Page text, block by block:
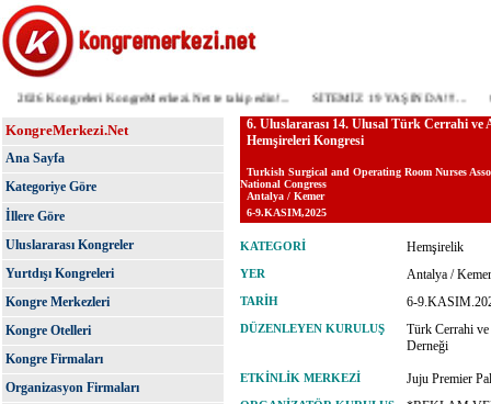
2026 Kongreleri KongreMerkezi.Net te takip edin!... SİTEMİZ 19 YAŞINDA!!!...
KongreMerkezi.Net
Ana Sayfa
Kategoriye Göre
İllere Göre
Uluslararası Kongreler
Yurtdışı Kongreleri
Kongre Merkezleri
Kongre Otelleri
Kongre Firmaları
Organizasyon Firmaları